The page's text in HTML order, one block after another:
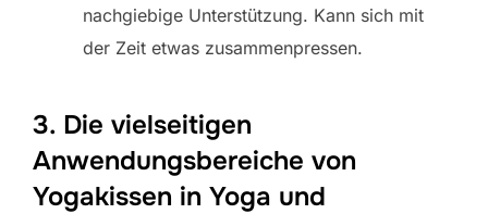
nachgiebige Unterstützung. Kann sich mit
der Zeit etwas zusammenpressen.
3. Die vielseitigen
Anwendungsbereiche von
Yogakissen in Yoga und